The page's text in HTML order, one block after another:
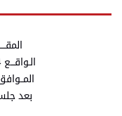
الـواقـــع 4 جمــادى الأولى 1447 هـ
المــوافق 2025/10/26
بعد